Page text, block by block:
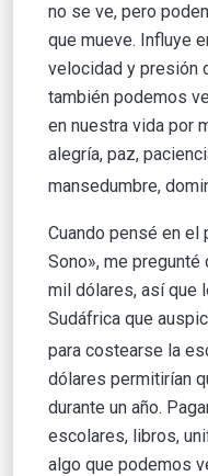
no se ve, pero
que mueve. Influye
velocidad y presión
también podemos
en nuestra vida por
alegría, paz,
mansedumbre,
Cuando pensé en el
Sono», me
mil dólares, así que
Sudáfrica que
para costearse la
dólares permitirían
durante un año.
escolares, libros,
algo que podemos